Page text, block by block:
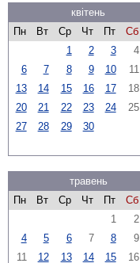
квітень
Пн
Вт Ср Чт Пт Сб
1
2 3 4
6
7 8 9 10 11
13
14 15 16 17 18
20
21 22 23 24 25
27
28 29 30
травень
Пн
Вт Ср Чт Пт Сб
1
2
4
5 6 7 8 9
11
12 13 14 15 16